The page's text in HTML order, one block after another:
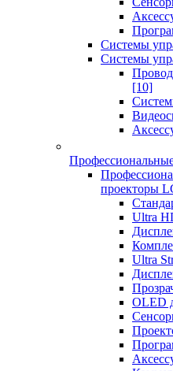
Системы
Системы
[10]
проекторы
Ultra
Ultra
OLED